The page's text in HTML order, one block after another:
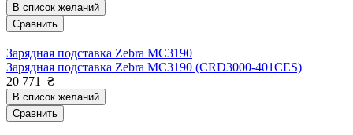
В список желаний
Сравнить
Зарядная подставка Zebra MC3190
Зарядная подставка Zebra MC3190 (CRD3000-401CES)
20 771
₴
В список желаний
Сравнить